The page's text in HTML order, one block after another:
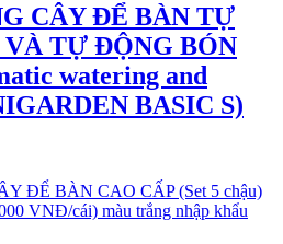
CÂY ĐỂ BÀN TỰ
TỰ ĐỘNG BÓN
watering and
BASIC S)